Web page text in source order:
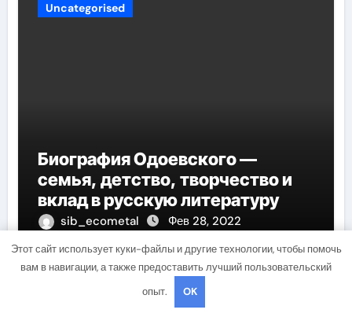
Uncategorised
Биография Одоевского —
семья, детство, творчество и
вклад в русскую литературу
sib_ecometal Фев 28, 2022
Этот сайт использует куки-файлы и другие технологии, чтобы помочь
вам в навигации, а также предоставить лучший пользовательский
опыт.
OK